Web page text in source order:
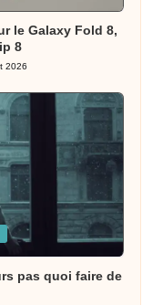
le Galaxy Fold 8,
8
2026
pas quoi faire de